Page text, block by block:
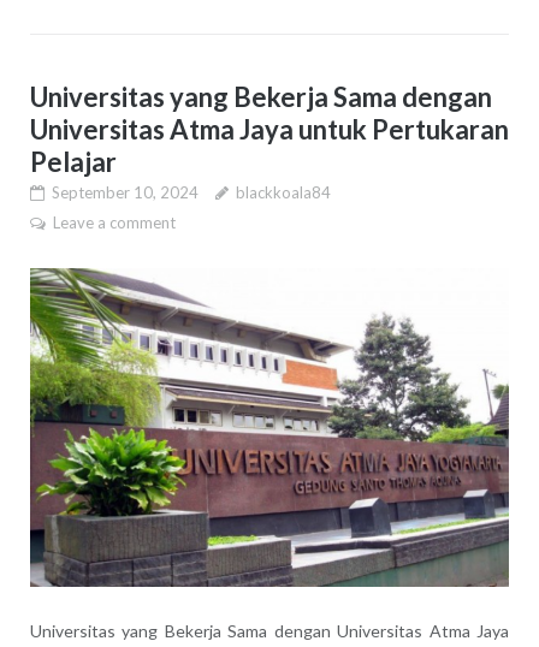
Universitas yang Bekerja Sama dengan
Universitas Atma Jaya untuk Pertukaran
Pelajar
September 10, 2024
blackkoala84
Leave a comment
Universitas yang Bekerja Sama dengan Universitas Atma Jaya